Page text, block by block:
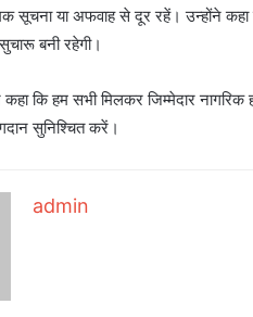
सूचना या अफवाह से दूर रहें। उन्होंने
बनी रहेगी।
कहा कि हम सभी मिलकर जिम्मेदार
सुनिश्चित करें।
admin